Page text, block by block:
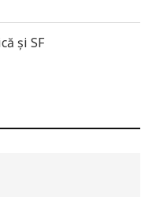
și SF